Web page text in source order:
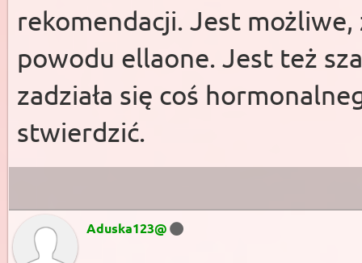
rekomendacji. Jest
powodu ellaone. Jest też
zadziała się coś
stwierdzić.
Aduska123@